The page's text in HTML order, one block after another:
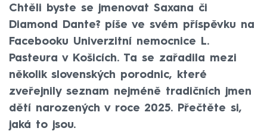
Chtěli byste se jmenovat Saxana či
Diamond Dante? píše ve svém příspěvku na
Facebooku Univerzitní nemocnice L.
Pasteura v Košicích. Ta se zařadila mezi
několik slovenských porodnic, které
zveřejnily seznam nejméně tradičních jmen
dětí narozených v roce 2025. Přečtěte si,
jaká to jsou.